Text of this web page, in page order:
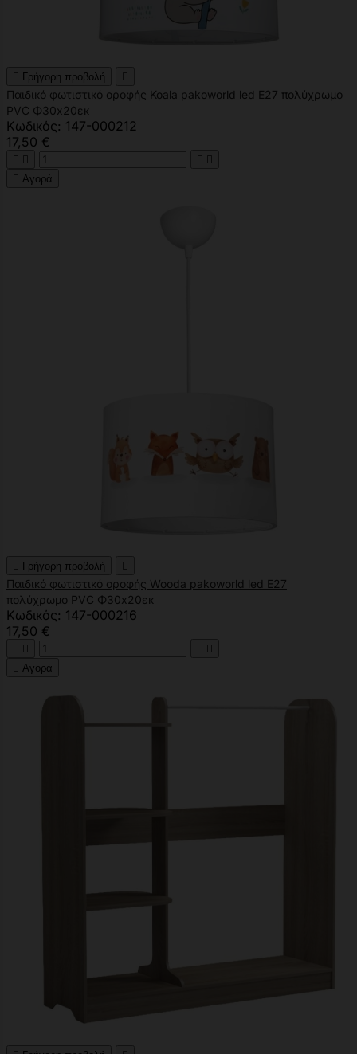
 Γρήγορη προβολή 
Παιδικό φωτιστικό οροφής Koala pakoworld led E27 πολύχρωμο
PVC Φ30x20εκ
Κωδικός: 147-000212
17,50 €
   
 Αγορά
 Γρήγορη προβολή 
Παιδικό φωτιστικό οροφής Wooda pakoworld led E27
πολύχρωμο PVC Φ30x20εκ
Κωδικός: 147-000216
17,50 €
   
 Αγορά